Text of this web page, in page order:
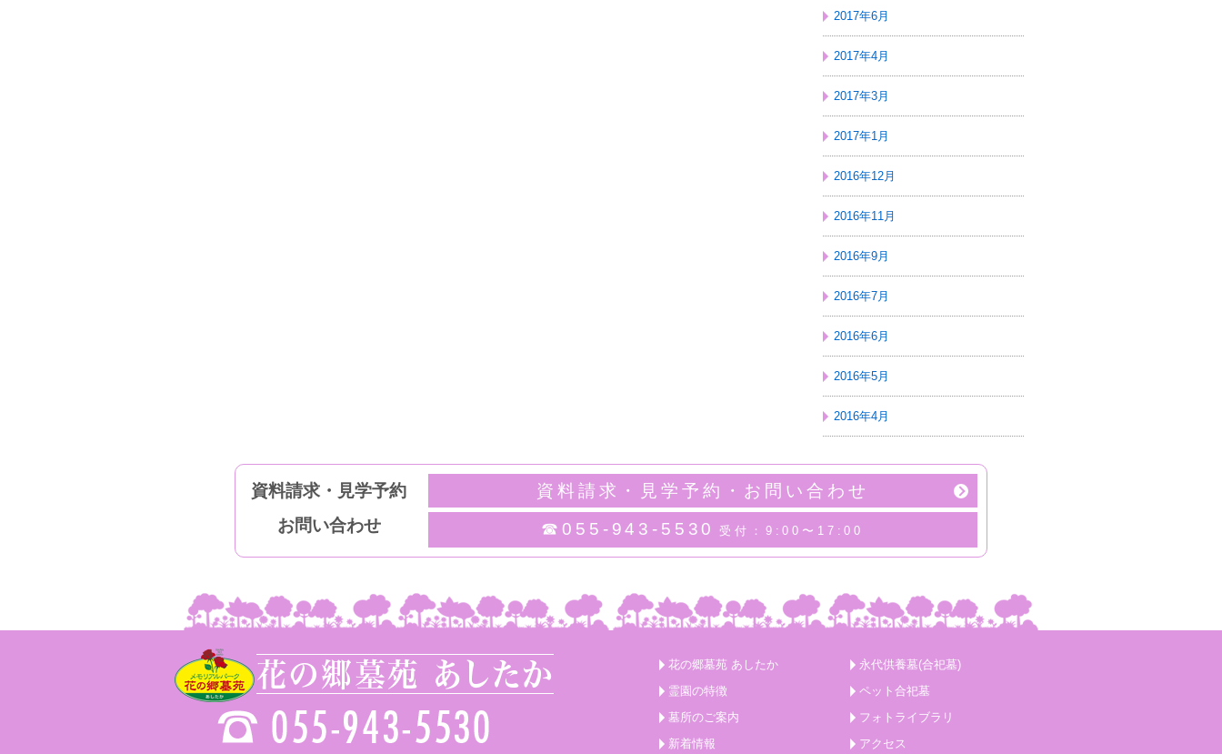
2017年6月
2017年4月
2017年3月
2017年1月
2016年12月
2016年11月
2016年9月
2016年7月
2016年6月
2016年5月
2016年4月
資料請求・見学予約
お問い合わせ
資料請求・見学予約・お問い合わせ
☎055-943-5530
受付：9:00〜17:00
花の郷墓苑 あしたか
霊園の特徴
墓所のご案内
新着情報
永代供養墓(合祀墓)
ペット合祀墓
フォトライブラリ
アクセス